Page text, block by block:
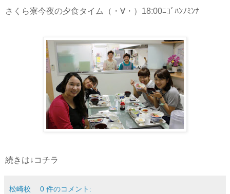
さくら寮今夜の夕食タイム（・∀・）18:00ﾆｺﾞﾊﾝﾉﾐﾝﾅ
続きは↓コチラ
松崎校 0 件のコメント: